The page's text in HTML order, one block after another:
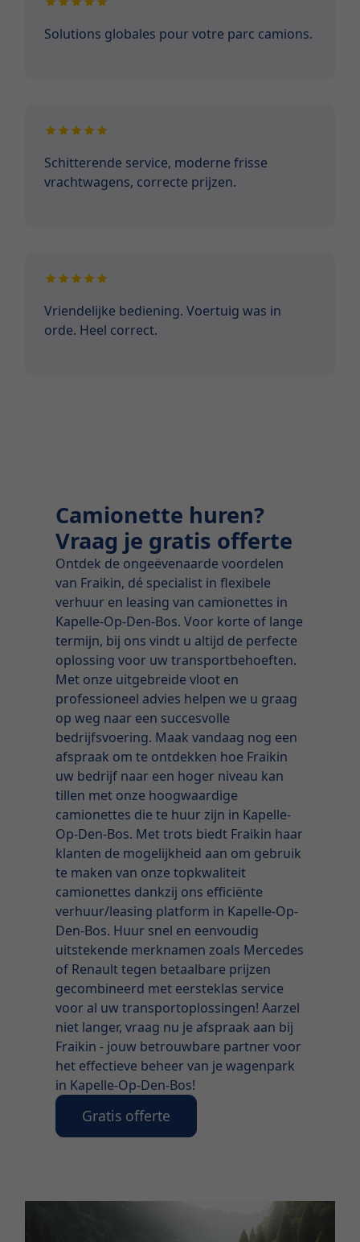
Solutions globales pour votre parc camions.
Schitterende service, moderne frisse
vrachtwagens, correcte prijzen.
Vriendelijke bediening. Voertuig was in
orde. Heel correct.
Camionette huren?
Vraag je gratis offerte
Ontdek de ongeëvenaarde voordelen
van Fraikin, dé specialist in flexibele
verhuur en leasing van camionettes in
Kapelle-Op-Den-Bos. Voor korte of lange
termijn, bij ons vindt u altijd de perfecte
oplossing voor uw transportbehoeften.
Met onze uitgebreide vloot en
professioneel advies helpen we u graag
op weg naar een succesvolle
bedrijfsvoering. Maak vandaag nog een
afspraak om te ontdekken hoe Fraikin
uw bedrijf naar een hoger niveau kan
tillen met onze hoogwaardige
camionettes die te huur zijn in Kapelle-
Op-Den-Bos. Met trots biedt Fraikin haar
klanten de mogelijkheid aan om gebruik
te maken van onze topkwaliteit
camionettes dankzij ons efficiënte
verhuur/leasing platform in Kapelle-Op-
Den-Bos. Huur snel en eenvoudig
uitstekende merknamen zoals Mercedes
of Renault tegen betaalbare prijzen
gecombineerd met eersteklas service
voor al uw transportoplossingen! Aarzel
niet langer, vraag nu je afspraak aan bij
Fraikin - jouw betrouwbare partner voor
het effectieve beheer van je wagenpark
in Kapelle-Op-Den-Bos!
Gratis offerte